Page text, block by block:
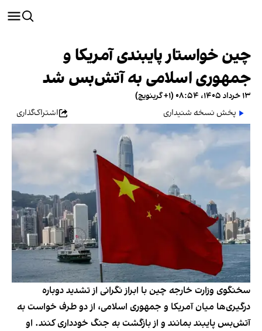
چین خواستار پایبندی آمریکا و
جمهوری اسلامی به آتش‌بس شد
۱۳ خرداد ۱۴۰۵، ۰۸:۵۴ (‎+۱ گرینویچ)
پخش نسخه شنیداری
اشتراک‌گذاری
سخنگوی وزارت خارجه چین با ابراز نگرانی از تشدید دوباره
درگیری‌ها میان آمریکا و جمهوری اسلامی، از دو طرف خواست به
آتش‌بس پایبند بمانند و از بازگشت به جنگ خودداری کنند. او